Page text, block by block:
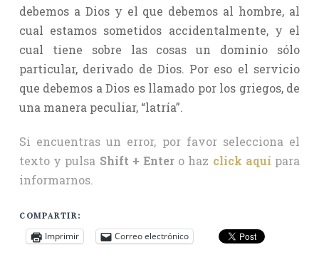
debemos a Dios y el que debemos al hombre, al
cual estamos sometidos accidentalmente, y el
cual tiene sobre las cosas un dominio sólo
particular, derivado de Dios. Por eso el servicio
que debemos a Dios es llamado por los griegos, de
una manera peculiar, “latría”.
Si encuentras un error, por favor selecciona el
texto y pulsa Shift + Enter o haz click aquí para
informarnos.
COMPARTIR:
Imprimir Correo electrónico